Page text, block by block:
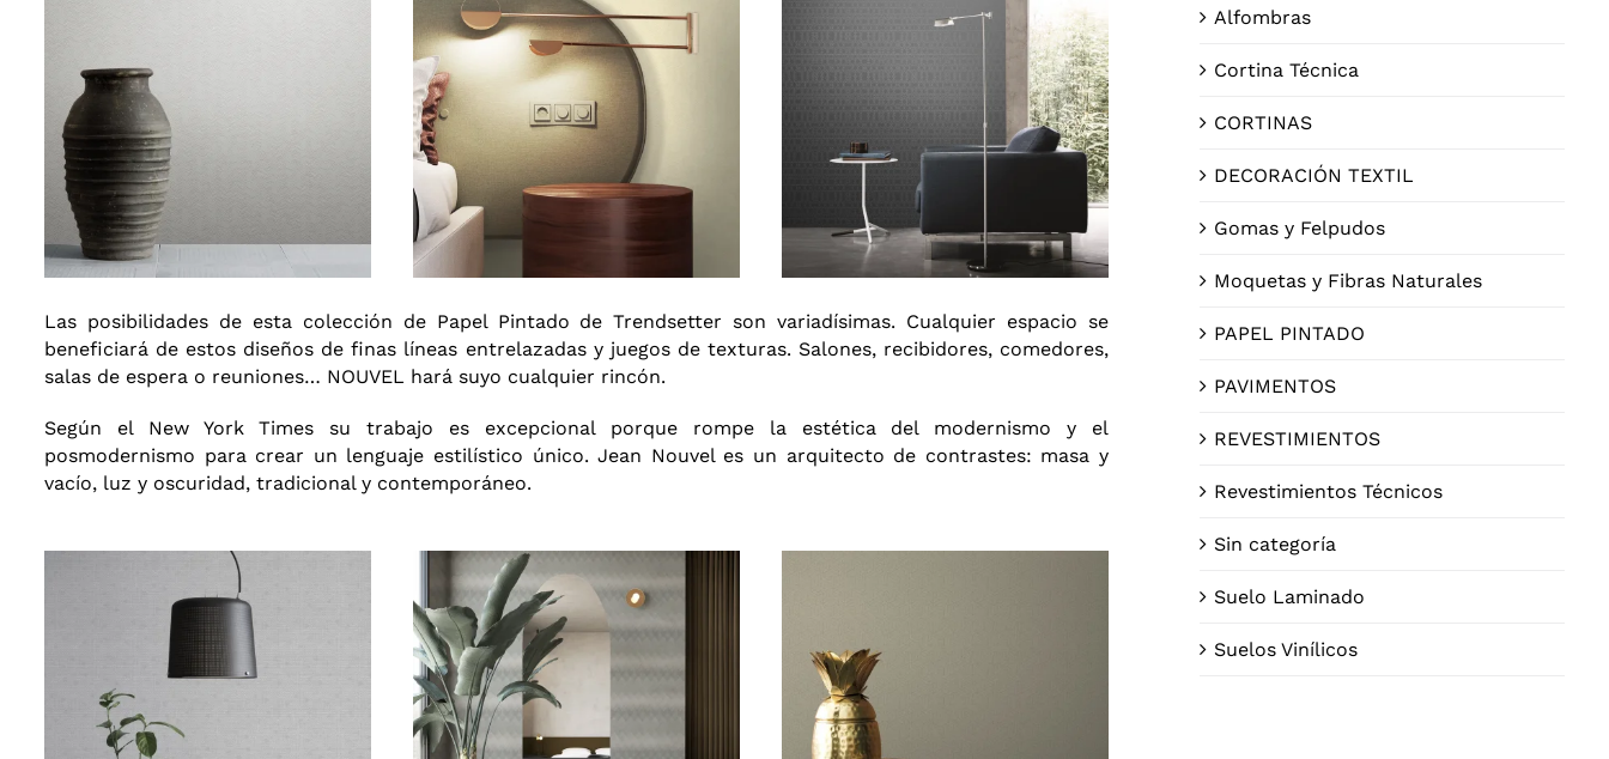
Las posibilidades de esta colección de Papel Pintado de Trendsetter son variadísimas. Cualquier espacio se
beneficiará de estos diseños de finas líneas entrelazadas y juegos de texturas. Salones, recibidores, comedores,
salas de espera o reuniones… NOUVEL hará suyo cualquier rincón.
Según el New York Times su trabajo es excepcional porque rompe la estética del modernismo y el
posmodernismo para crear un lenguaje estilístico único. Jean Nouvel es un arquitecto de contrastes: masa y
vacío, luz y oscuridad, tradicional y contemporáneo.
Alfombras
Cortina Técnica
CORTINAS
DECORACIÓN TEXTIL
Gomas y Felpudos
Moquetas y Fibras Naturales
PAPEL PINTADO
PAVIMENTOS
REVESTIMIENTOS
Revestimientos Técnicos
Sin categoría
Suelo Laminado
Suelos Vinílicos